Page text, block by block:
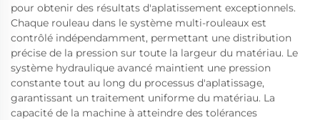
pour obtenir des résultats d'aplatissement exceptionnels.
Chaque rouleau dans le système multi-rouleaux est
contrôlé indépendamment, permettant une distribution
précise de la pression sur toute la largeur du matériau. Le
système hydraulique avancé maintient une pression
constante tout au long du processus d'aplatissage,
garantissant un traitement uniforme du matériau. La
capacité de la machine à atteindre des tolérances